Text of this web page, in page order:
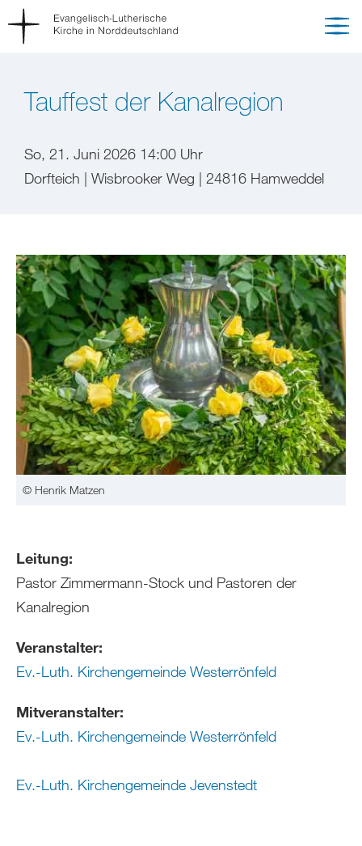
Tauffest der Kanalregion
So, 21. Juni 2026 14:00 Uhr
Dorfteich | Wisbrooker Weg | 24816 Hamweddel
© Henrik Matzen
Leitung:
Pastor Zimmermann-Stock und Pastoren der
Kanalregion
Veranstalter:
Ev.-Luth. Kirchengemeinde Westerrönfeld
Mitveranstalter:
Ev.-Luth. Kirchengemeinde Westerrönfeld
Ev.-Luth. Kirchengemeinde Jevenstedt